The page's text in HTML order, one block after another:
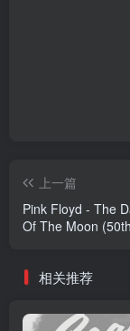
上一篇
Pink Floyd - The
Of The Moon (50th
【24bit／192.0kHz
相关推荐